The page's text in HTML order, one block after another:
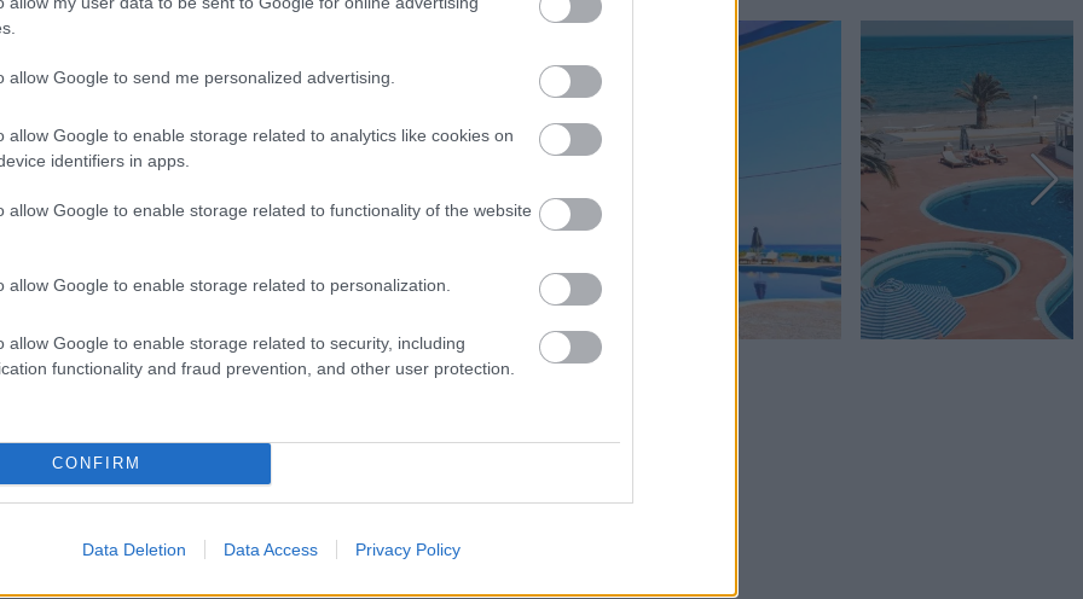
allow Google to send me personalized advertising.
allow Google to enable storage related to analytics like cookies on
identifiers in apps.
allow Google to enable storage related to functionality of the website
allow Google to enable storage related to personalization.
allow Google to enable storage related to security, including
functionality and fraud prevention, and other user protection.
CONFIRM
Data Deletion Data Access Privacy Policy
Έλεγχος Διαθεσιμότητας και Κράτηση